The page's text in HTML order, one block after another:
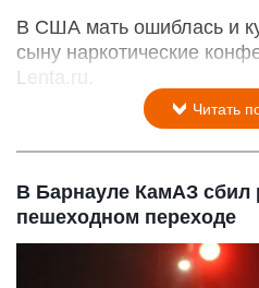
В США мать ошиблась и
сыну наркотические
Lenta.ru.
Читать
В Барнауле КамАЗ сбил
пешеходном переходе